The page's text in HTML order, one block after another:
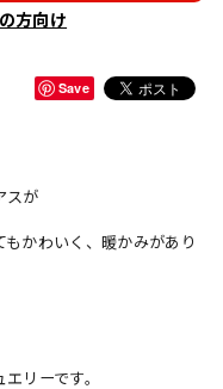
方向け
Save
スが
かわいく、暖かみがあり
リーです。